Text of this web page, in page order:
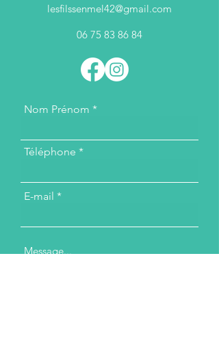
lesfilssenmel42@gmail.com
06 75 83 86 84
Nom Prénom
Téléphone
E-mail
Message...